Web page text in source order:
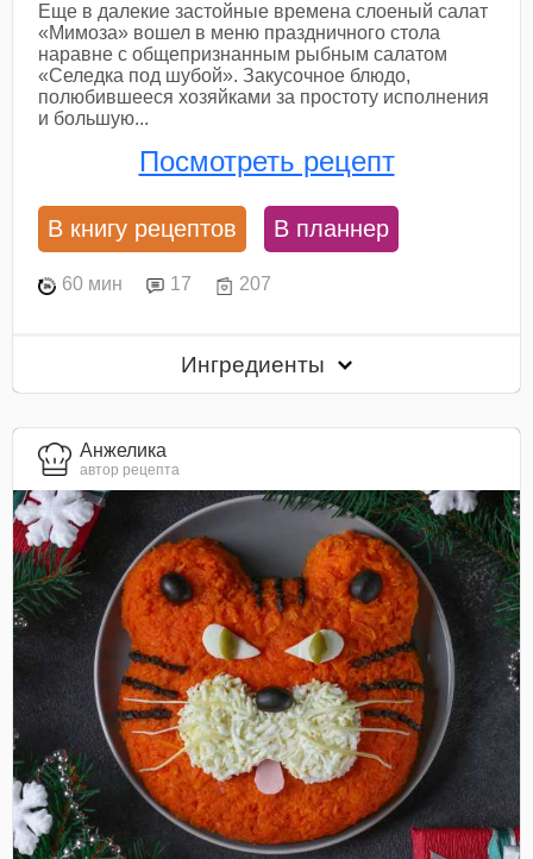
Еще в далекие застойные времена слоеный салат
«Мимоза» вошел в меню праздничного стола
наравне с общепризнанным рыбным салатом
«Селедка под шубой». Закусочное блюдо,
полюбившееся хозяйками за простоту исполнения
и большую...
Посмотреть рецепт
В книгу рецептов В планнер
60 мин 17 207
Ингредиенты
Анжелика
автор рецепта